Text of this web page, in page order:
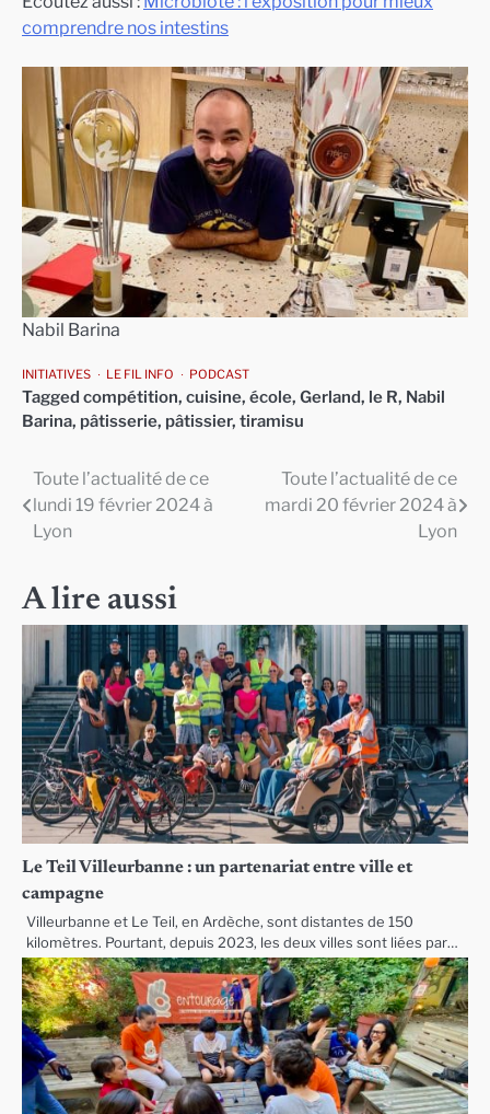
comprendre nos intestins
Nabil Barina
INITIATIVES LE FIL INFO PODCAST
Tagged compétition, cuisine, école, Gerland, le R, Nabil
Barina, pâtisserie, pâtissier, tiramisu
Navigation
de
Toute l’actualité de ce
lundi 19 février 2024 à
Lyon
Toute l’actualité de ce
mardi 20 février 2024 à
Lyon
A lire aussi
Le Teil Villeurbanne : un partenariat entre ville et
campagne
Villeurbanne et Le Teil, en Ardèche, sont distantes de 150
kilomètres. Pourtant, depuis 2023, les deux villes sont liées par…